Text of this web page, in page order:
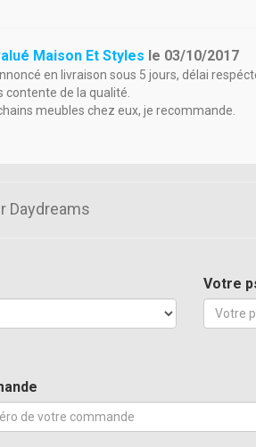
Maison Et Styles le 03/10/2017
en livraison sous 5 jours, délai
contente de la qualité.
meubles chez eux, je recommande.
Daydreams
Votre